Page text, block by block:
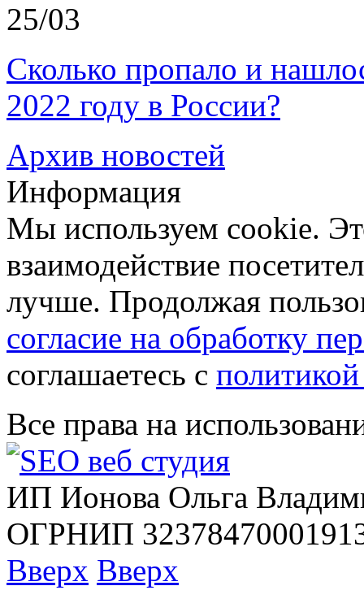
25/03
Сколько пропало и
2022 году в России?
Архив новостей
Информация
Мы используем cookie.
взаимодействие
лучше. Продолжая
согласие на обработку
соглашаетесь с
Все права на
ИП Ионова Ольга
ОГРНИП
Вверх Вверх